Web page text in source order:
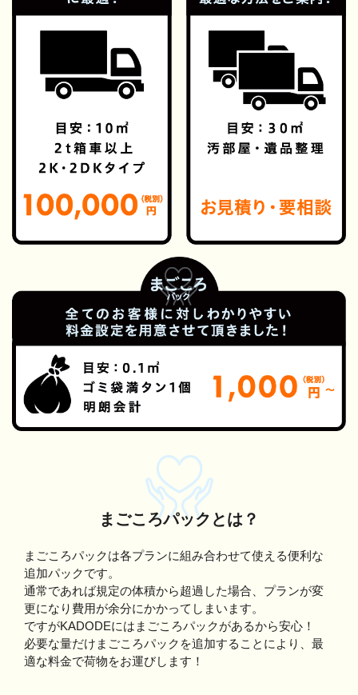
まごころパックとは？
まごころパックは各プランに組み合わせて使える便利な
追加パックです。
通常であれば規定の体積から超過した場合、プランが変
更になり費用が余分にかかってしまいます。
ですがKADODEにはまごころパックがあるから安心！
必要な量だけまごころパックを追加することにより、最
適な料金で荷物をお運びします！